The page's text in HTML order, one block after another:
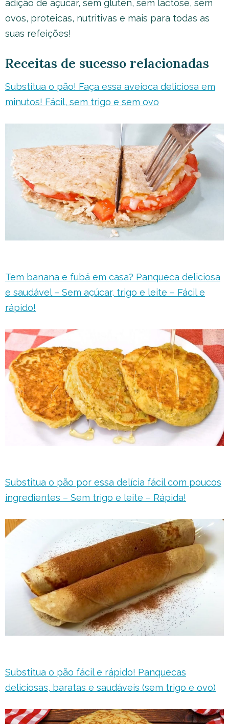
adição de açúcar, sem glúten, sem lactose, sem
ovos, proteicas, nutritivas e mais para todas as
suas refeições!
Receitas de sucesso relacionadas
Substitua o pão! Faça essa aveioca deliciosa em
minutos! Fácil, sem trigo e sem ovo
Tem banana e fubá em casa? Panqueca deliciosa
e saudável – Sem açúcar, trigo e leite – Fácil e
rápido!
Substitua o pão por essa delícia fácil com poucos
ingredientes – Sem trigo e leite – Rápida!
Substitua o pão fácil e rápido! Panquecas
deliciosas, baratas e saudáveis (sem trigo e ovo)